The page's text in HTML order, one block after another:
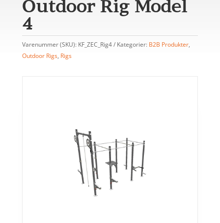
Outdoor Rig Model
4
Varenummer (SKU): KF_ZEC_Rig4 Kategorier: B2B Produkter,
Outdoor Rigs, Rigs